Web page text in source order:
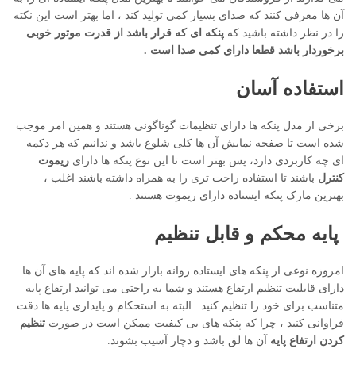
آن ها معرفی کنند که صدای بسیار کمی تولید کند ، اما بهتر است این نکته
را در نظر داشته باشید که پنکه ای که قرار باشد از قدرت موتور خوبی
برخوردار باشد قطعا دارای کمی صدا است .
استفاده آسان
برخی از مدل پنکه ها دارای تنظیمات گوناگونی هستند و همین امر موجب
شده است تا صفحه نمایش آن ها کلی شلوغ باشد و ندانیم که هر دکمه
ای چه کاربردی دارد، پس بهتر است تا این نوع پنکه ها دارای ریموت
کنترل باشند تا استفاده راحت تری را به همراه داشته باشند اغلب ،
بهترین مارک پنکه ایستاده دارای ریموت هستند .
پایه محکم و قابل تنظیم
امروزه نوعی از پنکه های ایستاده روانه بازار شده اند که پایه های آن ها
دارای قابلیت تنظیم ارتفاع هستند و شما به راحتی می توانید ارتفاع پایه
متناسب برای خود را تنظیم کنید . البته به استحکام و پایداری پایه ها دقت
فراوانی کنید ، چرا که پنکه های بی کیفیت ممکن است در صورت تنظیم
کردن ارتفاع پایه آن ها لق باشد و دچار آسیب بشوند.